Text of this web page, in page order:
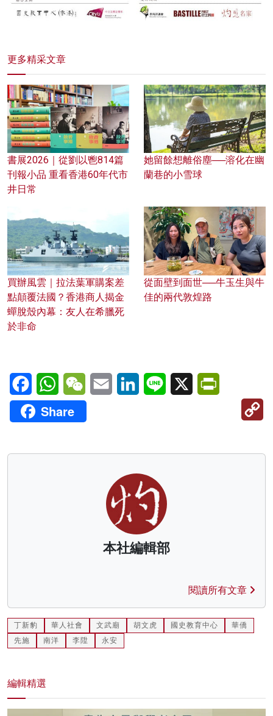
更多精采文章
書展2026｜從劉以鬯814篇
刊報小品 重看香港60年代市
井日常
她留餘想離俗塵──溶化在幽
蘭巷的小雪球
買辦風雲｜拉法葉軍購案差
點顛覆法國？香港商人揭金
蟬脫殼內幕：友人在希臘死
於非命
從面壁到面世──牛玉生與牛
佳的兩代敦煌路
FacebookWhatsAppWeChatEmail LinkedInLine X
Share
本社編輯部
閱讀所有文章
丁新豹 華人社會 文武廟 胡文虎 國史教育中心
華僑
先施
南洋 李陞 永安
編輯精選